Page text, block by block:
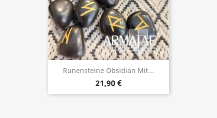
Runensteine Obsidian Mit...
21,90 €